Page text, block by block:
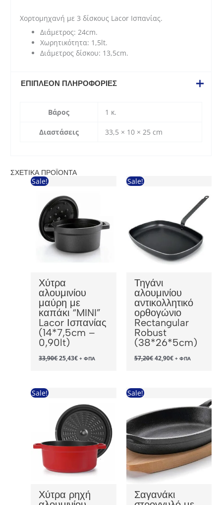
ποσότητα
Χορτομηχανή με 3 δίσκους Lacor Ισπανίας.
Διάμετρος: 24cm.
Χωρητικότητα: 1,5lt.
Διάμετρος δίσκου: 13,5cm.
ΕΠΙΠΛΈΟΝ ΠΛΗΡΟΦΟΡΊΕΣ
Βάρος 1 κ.
Διαστάσεις 33,5 × 10 × 25 cm
ΣΧΕΤΙΚΆ ΠΡΟΪΌΝΤΑ
Sale!
Χύτρα
αλουμινίου
μαύρη με
καπάκι “MINI”
Lacor Ισπανίας
(14*7,5cm –
0,90lt)
33,90€Original
price
25,43€Η+ ΦΠΑ
Sale!
Τηγάνι
αλουμινίου
αντικολλητικό
ορθογώνιο
Rectangular
Robust
(38*26*5cm)
57,20€ Original
price
42,90€Η+ ΦΠΑ
Sale!
Χύτρα ρηχή
Sale!
Σαγανάκι